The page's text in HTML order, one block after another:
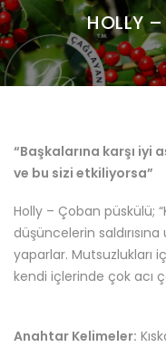
HOLLY
“Başkalarına karşı iyi
ve bu sizi etkiliyorsa”
Holly – Çoban püskülü;
düşüncelerin saldırısına
yaparlar. Mutsuzlukları
kendi içlerinde çok acı
Anahtar Kelimeler: